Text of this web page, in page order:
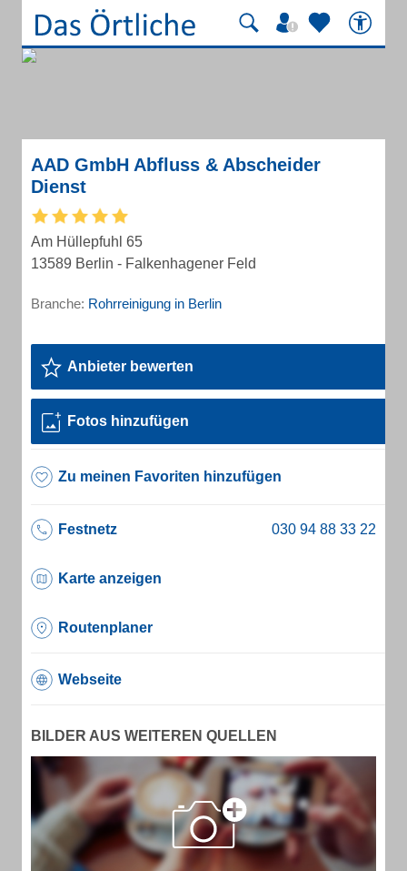
AAD GmbH Abfluss & Abscheider
Dienst
Am Hüllepfuhl 65
13589 Berlin - Falkenhagener Feld
Branche: Rohrreinigung in Berlin
Anbieter bewerten
Fotos hinzufügen
Zu meinen Favoriten hinzufügen
Festnetz
Karte anzeigen
Routenplaner
Webseite
BILDER AUS WEITEREN QUELLEN